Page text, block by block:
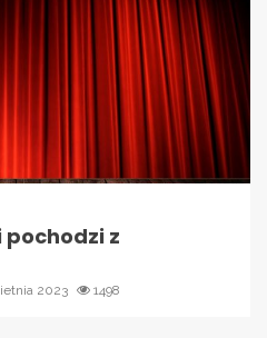
z
2023 1498